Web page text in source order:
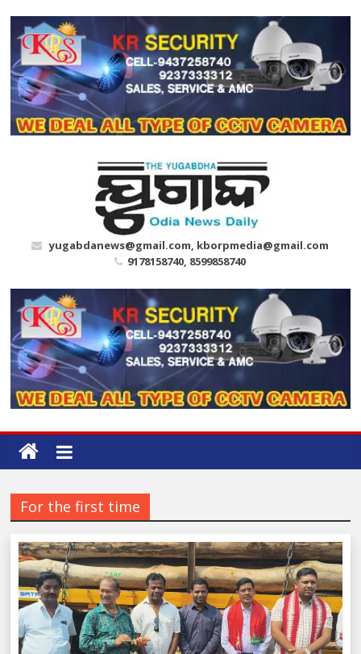
content
yugabdanews@gmail.com, kborpmedia@gmail.com
9178158740, 8599858740
For the first time